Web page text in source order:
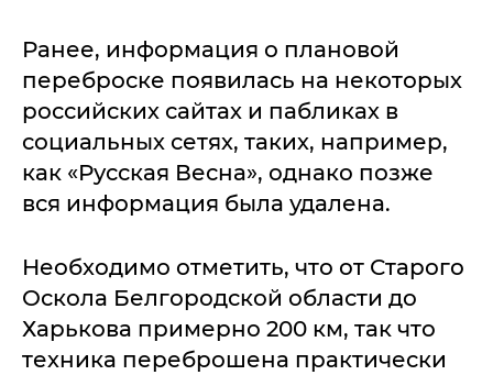
Ранее, информация о плановой
переброске появилась на некоторых
российских сайтах и пабликах в
социальных сетях, таких, например,
как «Русская Весна», однако позже
вся информация была удалена.
Необходимо отметить, что от Старого
Оскола Белгородской области до
Харькова примерно 200 км, так что
техника переброшена практически